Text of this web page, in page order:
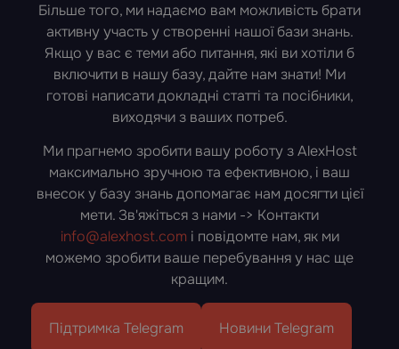
Більше того, ми надаємо вам можливість брати
активну участь у створенні нашої бази знань.
Якщо у вас є теми або питання, які ви хотіли б
включити в нашу базу, дайте нам знати! Ми
готові написати докладні статті та посібники,
виходячи з ваших потреб.
Ми прагнемо зробити вашу роботу з AlexHost
максимально зручною та ефективною, і ваш
внесок у базу знань допомагає нам досягти цієї
мети. Зв'яжіться з нами -> Контакти
info@alexhost.com і повідомте нам, як ми
можемо зробити ваше перебування у нас ще
кращим.
Підтримка Telegram Новини Telegram